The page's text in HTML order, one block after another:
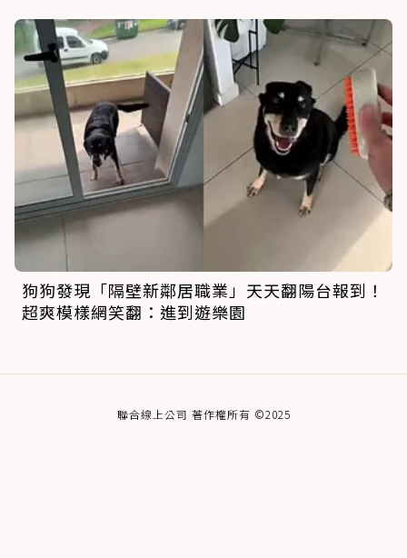
狗狗發現「隔壁新鄰居職業」天天翻陽台報到！
超爽模樣網笑翻：進到遊樂園
聯合線上公司 著作權所有 ©2025